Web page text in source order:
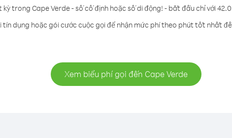
kỳ trong Cape Verde - số cố định hoặc số di động! - bắt đầu chỉ với
tín dụng hoặc gói cước cuộc gọi để nhận mức phí theo phút tốt nhất
Xem biểu phí gọi đến Cape Verde